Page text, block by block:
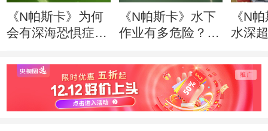
《N帕斯卡》为何
会有深海恐惧症？
水下作业就明白了
《N帕斯卡》水下
作业有多危险？任
命
《N
水深
样，